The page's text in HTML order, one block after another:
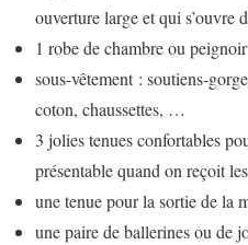
ouverture large et qui s’ouvre
1 robe de chambre ou peignoir
sous-vêtement : soutiens-
coton, chaussettes, …
3 jolies tenues confortables
présentable quand on reçoit
une tenue pour la sortie de la
une paire de ballerines ou de